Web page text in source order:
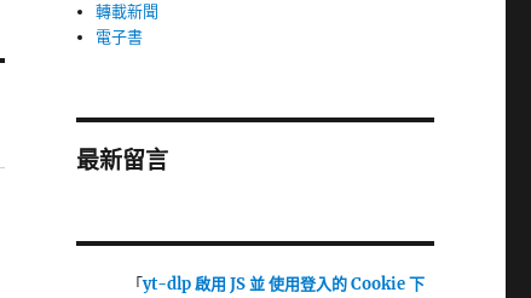
轉載新聞
電子書
最新留言
「yt-dlp 啟用 JS 並 使用登入的 Cookie 下